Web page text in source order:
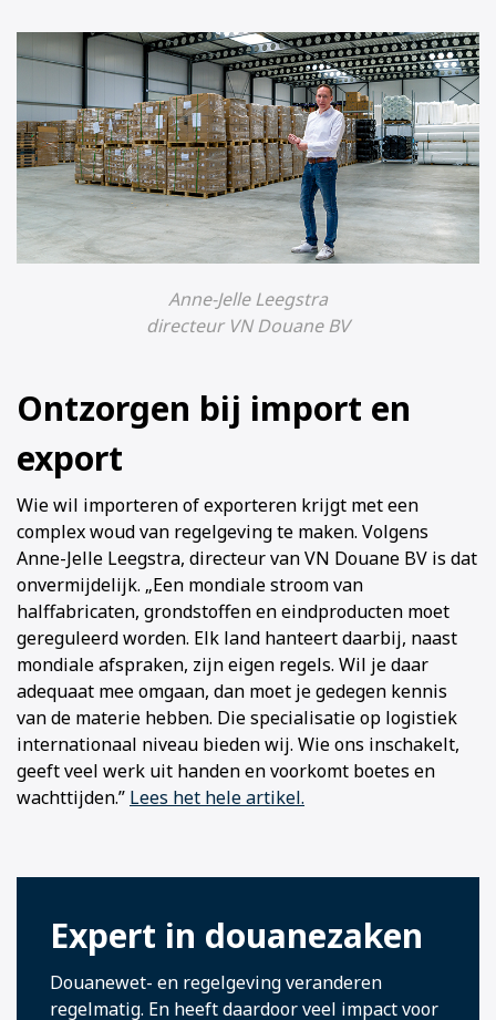
Anne-Jelle Leegstra
directeur VN Douane BV
Ontzorgen bij import en
export
Wie wil importeren of exporteren krijgt met een
complex woud van regelgeving te maken. Volgens
Anne-Jelle Leegstra, directeur van VN Douane BV is dat
onvermijdelijk. „Een mondiale stroom van
halffabricaten, grondstoffen en eindproducten moet
gereguleerd worden. Elk land hanteert daarbij, naast
mondiale afspraken, zijn eigen regels. Wil je daar
adequaat mee omgaan, dan moet je gedegen kennis
van de materie hebben. Die specialisatie op logistiek
internationaal niveau bieden wij. Wie ons inschakelt,
geeft veel werk uit handen en voorkomt boetes en
wachttijden.” Lees het hele artikel.
Expert in douanezaken
Douanewet- en regelgeving veranderen
regelmatig. En heeft daardoor veel impact voor